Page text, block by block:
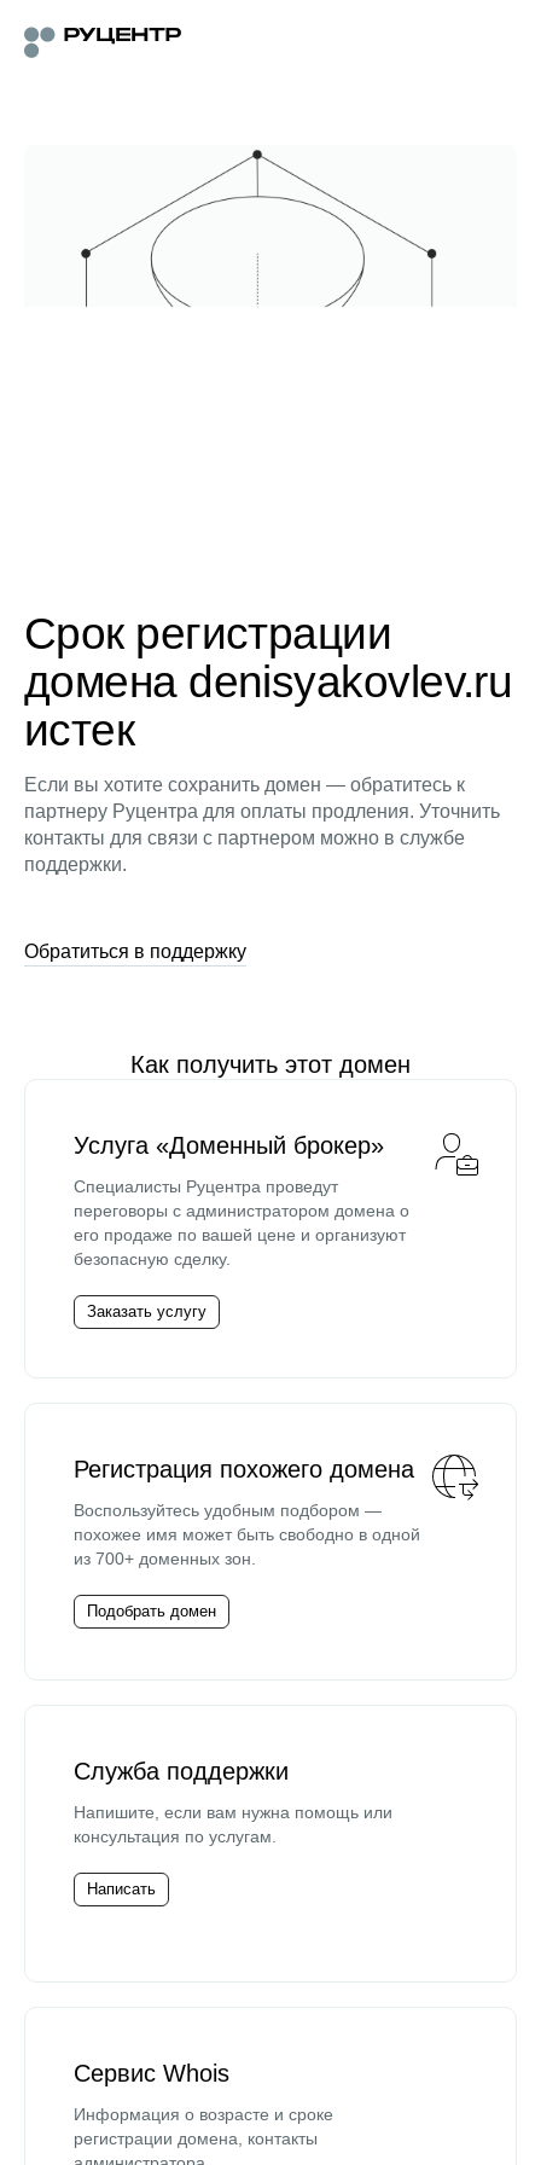
Срок регистрации
домена denisyakovlev.ru
истек
Если вы хотите сохранить домен — обратитесь к
партнеру Руцентра для оплаты продления. Уточнить
контакты для связи с партнером можно в службе
поддержки.
Обратиться в поддержку
Как получить этот домен
Услуга «Доменный брокер»
Специалисты Руцентра проведут
переговоры с администратором домена о
его продаже по вашей цене и организуют
безопасную сделку.
Заказать услугу
Регистрация похожего домена
Воспользуйтесь удобным подбором —
похожее имя может быть свободно в одной
из 700+ доменных зон.
Подобрать домен
Служба поддержки
Напишите, если вам нужна помощь или
консультация по услугам.
Написать
Сервис Whois
Информация о возрасте и сроке
регистрации домена, контакты